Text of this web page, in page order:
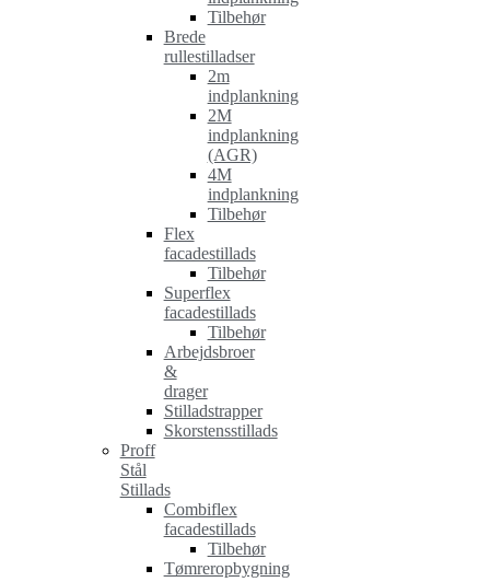
Tilbehør
Brede
rullestilladser
2m
indplankning
2M
indplankning
(AGR)
4M
indplankning
Tilbehør
Flex
facadestillads
Tilbehør
Superflex
facadestillads
Tilbehør
Arbejdsbroer
&
drager
Stilladstrapper
Skorstensstillads
Proff
Stål
Stillads
Combiflex
facadestillads
Tilbehør
Tømreropbygning